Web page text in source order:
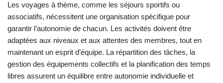
Les voyages à thème, comme les séjours sportifs ou
associatifs, nécessitent une organisation spécifique pour
garantir l’autonomie de chacun. Les activités doivent être
adaptées aux niveaux et aux attentes des membres, tout en
maintenant un esprit d’équipe. La répartition des tâches, la
gestion des équipements collectifs et la planification des temps
libres assurent un équilibre entre autonomie individuelle et